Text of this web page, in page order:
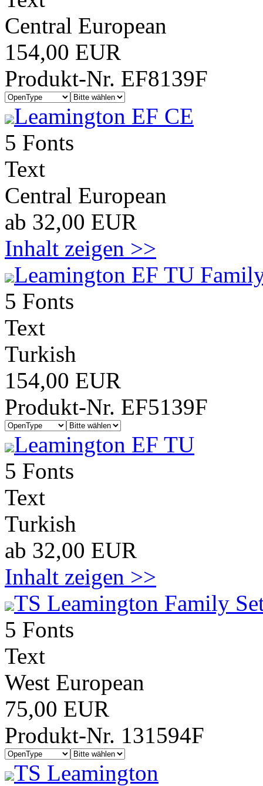
Central European
154,00 EUR
Produkt-Nr. EF8139F
Leamington EF CE
5 Fonts
Text
Central European
ab 32,00 EUR
Inhalt zeigen >>
Leamington EF TU
5 Fonts
Text
Turkish
154,00 EUR
Produkt-Nr. EF5139F
Leamington EF TU
5 Fonts
Text
Turkish
ab 32,00 EUR
Inhalt zeigen >>
TS Leamington Family
5 Fonts
Text
West European
75,00 EUR
Produkt-Nr. 131594F
TS Leamington